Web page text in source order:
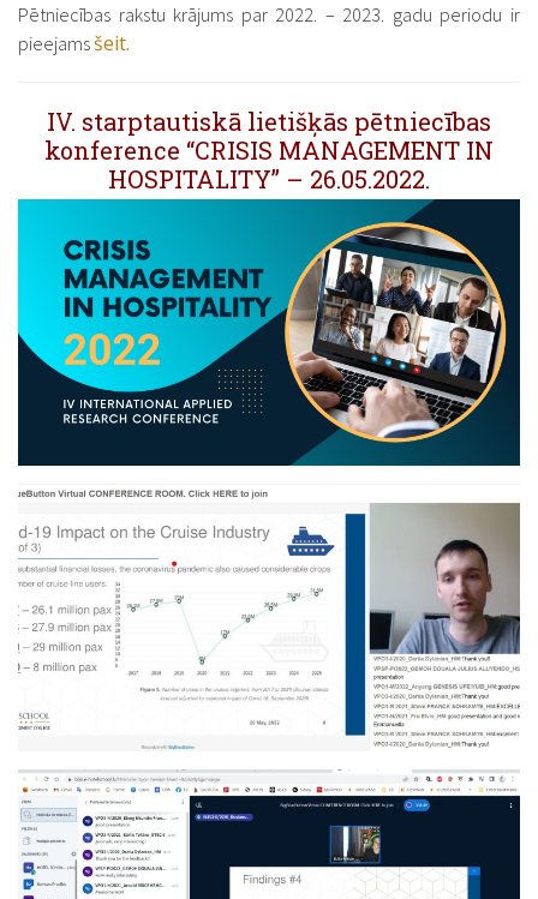
Pētniecības rakstu krājums par 2022. – 2023. gadu periodu ir
pieejamsšeit.
IV. starptautiskā lietišķās pētniecības
konference “CRISIS MANAGEMENT IN
HOSPITALITY” – 26.05.2022.